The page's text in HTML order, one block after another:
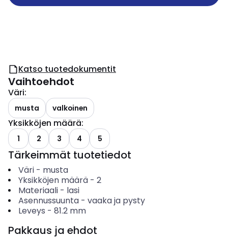
Katso tuotedokumentit
Vaihtoehdot
Väri:
musta valkoinen
Yksikköjen määrä:
1 2 3 4 5
Tärkeimmät tuotetiedot
Väri- musta
Yksikköjen määrä- 2
Materiaali- lasi
Asennussuunta- vaaka ja pysty
Leveys - 81.2 mm
Pakkaus ja ehdot